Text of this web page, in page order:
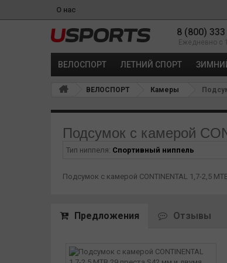
О нас
8 (800)
Ежедневно с
ВЕЛОСПОРТ ЛЕТНИЙ СПОРТ
ВЕЛОСПОРТ Камеры
Подсумок с камерой
Тип ниппеля: Спортивный ниппель
Подсумок с камерой CONTINENTAL 1,7-2,5
Предложения Отзывы